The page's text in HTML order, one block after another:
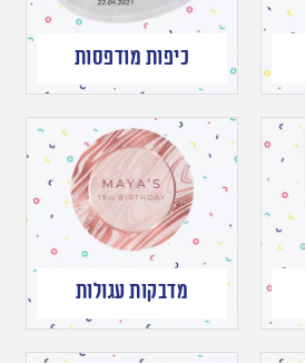
כיפות מודפסות
מדבקות עגולות